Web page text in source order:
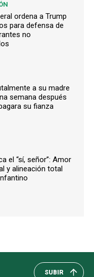
ordena a Trump
para defensa de
no
a su madre
semana después
su fianza
el “sí, señor”: Amor
y alineación total
SUBIR